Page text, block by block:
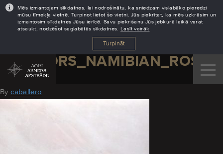
Mēs izmantojam sīkdatnes, lai nodrošinātu, ka sniedzam vislabāko pieredzi
mūsu tīmekļa vietnē. Turpinot lietot šo vietni, Jūs piekrītat, ka mēs uzkrāsim un
izmantosim sīkdatnes Jūsu ierīcē. Savu piekrišanu Jūs jebkurā laikā varat
atsaukt, nodzēšot saglabātās sīkdatnes. Lasīt vairāk
Turpināt
MARMORS_NAMIBIAN_ROSE
August 11, 2016
Bycaballero